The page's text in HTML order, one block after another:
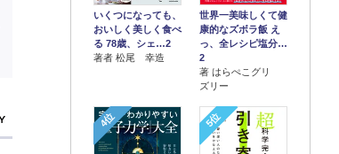
いくつになっても、
おいしく美しく食べ
る 78歳、シェ…2
著者 松尾 幸造
世界一美味しくて健
康的なズボラ飯 え
っ、全レシピ塩分…
2
著 はらぺこグリ
ズリー
4位 5位